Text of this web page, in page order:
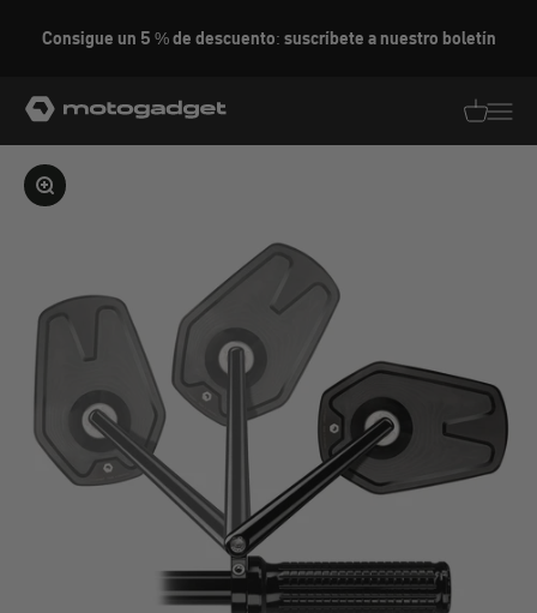
Consigue un 5 % de descuento: suscríbete a nuestro boletín
motogadget GmbH
Ampliar la imagen